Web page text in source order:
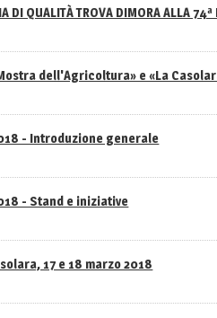
DI QUALITÀ TROVA DIMORA ALLA
dell'Agricoltura» e «La
- Introduzione generale
- Stand e iniziative
17 e 18 marzo 2018